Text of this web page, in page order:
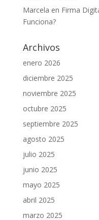
Marcela en Firma
Funciona?
Archivos
enero 2026
diciembre 2025
noviembre 2025
octubre 2025
septiembre 2025
agosto 2025
julio 2025
junio 2025
mayo 2025
abril 2025
marzo 2025